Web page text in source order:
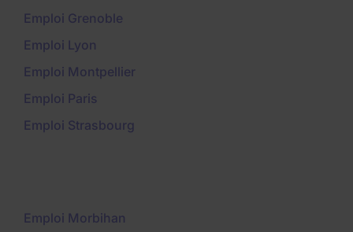
Emploi Grenoble
Emploi Lyon
Emploi Montpellier
Emploi Paris
Emploi Strasbourg
Emploi Morbihan